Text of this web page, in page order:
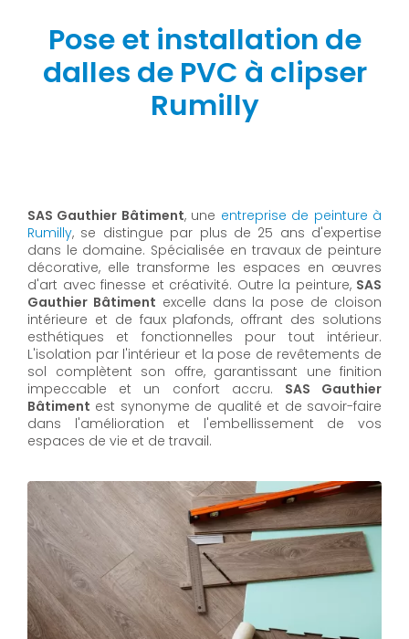
Pose et installation de
dalles de PVC à clipser
Rumilly
SAS Gauthier Bâtiment, une entreprise de peinture à
Rumilly, se distingue par plus de 25 ans d'expertise
dans le domaine. Spécialisée en travaux de peinture
décorative, elle transforme les espaces en œuvres
d'art avec finesse et créativité. Outre la peinture, SAS
Gauthier Bâtiment excelle dans la pose de cloison
intérieure et de faux plafonds, offrant des solutions
esthétiques et fonctionnelles pour tout intérieur.
L'isolation par l'intérieur et la pose de revêtements de
sol complètent son offre, garantissant une finition
impeccable et un confort accru. SAS Gauthier
Bâtiment est synonyme de qualité et de savoir-faire
dans l'amélioration et l'embellissement de vos
espaces de vie et de travail.